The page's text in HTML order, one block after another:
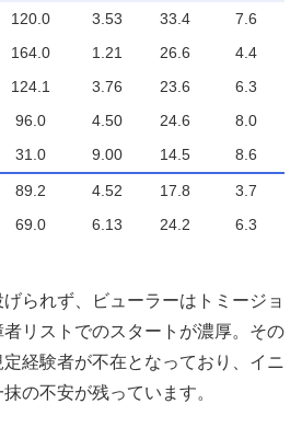
120.0 3.53 33.4
7.6
164.0 1.21 26.6
4.4
124.1 3.76 23.6
6.3
96.0 4.50 24.6
8.0
31.0 9.00 14.5 8.6
89.2 4.52 17.8
3.7
69.0 6.13 24.2 6.3
られず、ビューラーはトミージョ
リストでのスタートが濃厚。その
経験者が不在となっており、イニ
の不安が残っています。